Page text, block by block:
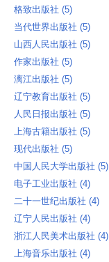
格致出版社 ‎(5)
当代世界出版社 ‎(5)
山西人民出版社 ‎(5)
作家出版社 ‎(5)
漓江出版社 ‎(5)
辽宁教育出版社 ‎(5)
人民日报出版社 ‎(5)
上海古籍出版社 ‎(5)
现代出版社 ‎(5)
中国人民大学出版社 ‎(5)
电子工业出版社 ‎(4)
二十一世纪出版社 ‎(4)
辽宁人民出版社 ‎(4)
浙江人民美术出版社 ‎(4)
上海音乐出版社 ‎(4)